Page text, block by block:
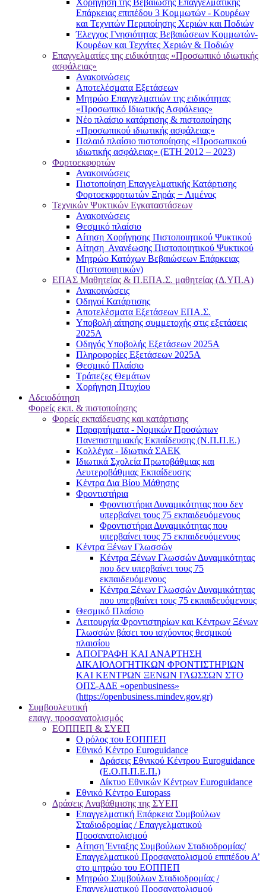
Χορήγηση της Βεβαίωσης Επαγγελματικής
Επάρκειας επιπέδου 3 Κομμωτών - Κουρέων
και Τεχνιτών Περιποίησης Χεριών και Ποδιών
Έλεγχος Γνησιότητας Βεβαιώσεων Κομμωτών-
Κουρέων και Τεχνίτες Χεριών & Ποδιών
Επαγγελματίες της ειδικότητας «Προσωπικό ιδιωτικής
ασφάλειας»
Ανακοινώσεις
Αποτελέσματα Εξετάσεων
Μητρώο Επαγγελματιών της ειδικότητας
«Προσωπικό Ιδιωτικής Ασφάλειας»
Νέο πλαίσιο κατάρτισης & πιστοποίησης
«Προσωπικού ιδιωτικής ασφάλειας»
Παλαιό πλαίσιο πιστοποίησης «Προσωπικού
ιδιωτικής ασφάλειας» (ΕΤΗ 2012 – 2023)
Φορτοεκφορτών
Ανακοινώσεις
Πιστοποίηση Επαγγελματικής Κατάρτισης
Φορτοεκφορτωτών Ξηράς − Λιμένος
Τεχνικών Ψυκτικών Εγκαταστάσεων
Ανακοινώσεις
Θεσμικό πλαίσιο
Αίτηση Χορήγησης Πιστοποιητικού Ψυκτικού
Αίτηση Ανανέωσης Πιστοποιητικού Ψυκτικού
Μητρώο Κατόχων Βεβαιώσεων Επάρκειας
(Πιστοποιητικών)
ΕΠΑΣ Μαθητείας & Π.ΕΠΑ.Σ. μαθητείας (Δ.ΥΠ.Α)
Ανακοινώσεις
Oδηγοί Κατάρτισης
Αποτελέσματα Εξετάσεων ΕΠΑ.Σ.
Υποβολή αίτησης συμμετοχής στις εξετάσεις
2025Α
Οδηγός Υποβολής Εξετάσεων 2025A
Πληροφορίες Εξετάσεων 2025Α
Θεσμικό Πλαίσιο
Τράπεζες Θεμάτων
Χορήγηση Πτυχίου
Αδειοδότηση
Φορείς εκπ. & πιστοποίησης
Φορείς εκπαίδευσης και κατάρτισης
Παραρτήματα - Νομικών Προσώπων
Πανεπιστημιακής Εκπαίδευσης (Ν.Π.Π.Ε.)
Κολλέγια - Ιδιωτικά ΣΑΕΚ
Ιδιωτικά Σχολεία Πρωτοβάθμιας και
Δευτεροβάθμιας Εκπαίδευσης
Κέντρα Δια Βίου Μάθησης
Φροντιστήρια
Φροντιστήρια Δυναμικότητας που δεν
υπερβαίνει τους 75 εκπαιδευόμενους
Φροντιστήρια Δυναμικότητας που
υπερβαίνει τους 75 εκπαιδευόμενους
Κέντρα Ξένων Γλωσσών
Kέντρα Ξένων Γλωσσών Δυναμικότητας
που δεν υπερβαίνει τους 75
εκπαιδευόμενους
Kέντρα Ξένων Γλωσσών Δυναμικότητας
που υπερβαίνει τους 75 εκπαιδευόμενους
Θεσμικό Πλαίσιο
Λειτουργία Φροντιστηρίων και Κέντρων Ξένων
Γλωσσών βάσει του ισχύοντος θεσμικού
πλαισίου
ΑΠΟΓΡΑΦΗ ΚΑΙ ΑΝΑΡΤΗΣΗ
ΔΙΚΑΙΟΛΟΓΗΤΙΚΩΝ ΦΡΟΝΤΙΣΤΗΡΙΩΝ
ΚΑΙ ΚΕΝΤΡΩΝ ΞΕΝΩΝ ΓΛΩΣΣΩΝ ΣΤΟ
ΟΠΣ-ΑΔΕ «openbusiness»
(https://openbusiness.mindev.gov.gr)
Συμβουλευτική
επαγγ. προσανατολισμός
ΕΟΠΠΕΠ & ΣΥΕΠ
Ο ρόλος του ΕΟΠΠΕΠ
Εθνικό Κέντρο Euroguidance
Δράσεις Εθνικού Κέντρου Euroguidance
(Ε.Ο.Π.Π.Ε.Π.)
Δίκτυο Εθνικών Κέντρων Euroguidance
Εθνικό Κέντρο Europass
Δράσεις Αναβάθμισης της ΣΥΕΠ
Επαγγελματική Επάρκεια Συμβούλων
Σταδιοδρομίας / Επαγγελματικού
Προσανατολισμού
Αίτηση Ένταξης Συμβούλων Σταδιοδρομίας/
Επαγγελματικού Προσανατολισμού επιπέδου Α’
στο μητρώο του ΕΟΠΠΕΠ
Μητρώο Συμβούλων Σταδιοδρομίας /
Επαγγελματικού Προσανατολισμού